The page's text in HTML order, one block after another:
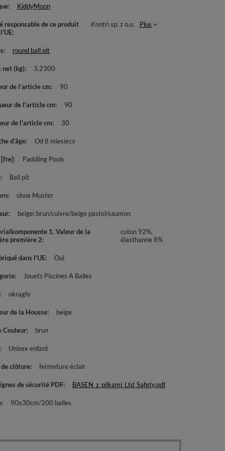
KiddyMoon
responsable de ce produit
Kontri sp. z o.o. Plus
round ball pit
net (kg) 3.2300
de l'article cm 90
de l'article cm 90
de l'article cm 30
d'âge Od 8 miesięcy
[fre] Paddling Pools
Ball pit
ohne Muster
beige: brun/cuivre/beige pastel/saumon
1, Valeur de la
première 2
coton 92%,
élasthanne 8%
dans l'UE Oui
Jouets Piscines A Balles
okrągły
de la Housse beige
Couleur brun
Unisex enfant
de clôture fermeture éclair
de sécurité PDF BASEN_z_pilkami_Ltd_Safety.pdf
90x30cm/200 balles